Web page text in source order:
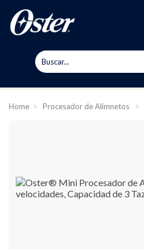
Home > Procesador de Alimnetos >